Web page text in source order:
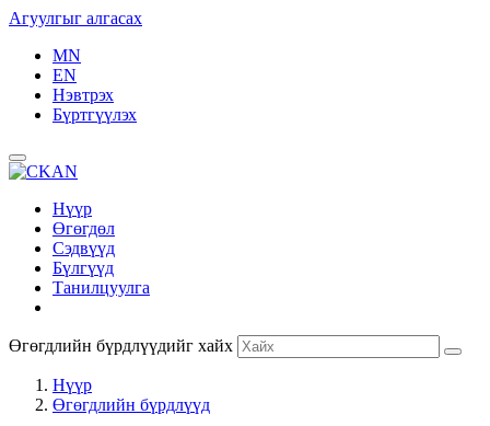
Агуулгыг алгасах
MN
EN
Нэвтрэх
Бүртгүүлэх
Нүүр
Өгөгдөл
Сэдвүүд
Бүлгүүд
Танилцуулга
Өгөгдлийн бүрдлүүдийг хайх
Нүүр
Өгөгдлийн бүрдлүүд